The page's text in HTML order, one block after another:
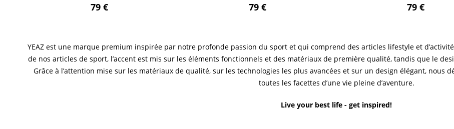
79 € 79 € 79 €
YEAZ est une marque premium inspirée par notre profonde passion du sport et qui comprend des articles lifestyle et
de nos articles de sport, l’accent est mis sur les éléments fonctionnels et des matériaux de première qualité, tandis que le
Grâce à l’attention mise sur les matériaux de qualité, sur les technologies les plus avancées et sur un design élégant, nous
toutes les facettes d’une vie pleine d’aventure.
Live your best life - get inspired!